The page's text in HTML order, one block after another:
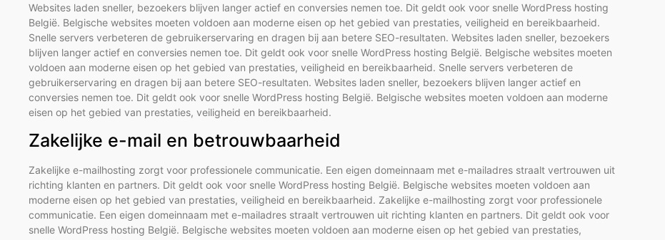
Websites laden sneller, bezoekers blijven langer actief en conversies nemen toe. Dit geldt ook voor snelle WordPress hosting
België. Belgische websites moeten voldoen aan moderne eisen op het gebied van prestaties, veiligheid en bereikbaarheid.
Snelle servers verbeteren de gebruikerservaring en dragen bij aan betere SEO-resultaten. Websites laden sneller, bezoekers
blijven langer actief en conversies nemen toe. Dit geldt ook voor snelle WordPress hosting België. Belgische websites moeten
voldoen aan moderne eisen op het gebied van prestaties, veiligheid en bereikbaarheid. Snelle servers verbeteren de
gebruikerservaring en dragen bij aan betere SEO-resultaten. Websites laden sneller, bezoekers blijven langer actief en
conversies nemen toe. Dit geldt ook voor snelle WordPress hosting België. Belgische websites moeten voldoen aan moderne
eisen op het gebied van prestaties, veiligheid en bereikbaarheid.
Zakelijke e-mail en betrouwbaarheid
Zakelijke e-mailhosting zorgt voor professionele communicatie. Een eigen domeinnaam met e-mailadres straalt vertrouwen uit
richting klanten en partners. Dit geldt ook voor snelle WordPress hosting België. Belgische websites moeten voldoen aan
moderne eisen op het gebied van prestaties, veiligheid en bereikbaarheid. Zakelijke e-mailhosting zorgt voor professionele
communicatie. Een eigen domeinnaam met e-mailadres straalt vertrouwen uit richting klanten en partners. Dit geldt ook voor
snelle WordPress hosting België. Belgische websites moeten voldoen aan moderne eisen op het gebied van prestaties,